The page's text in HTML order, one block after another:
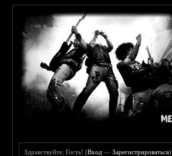
Здравствуйте, Гость! (Вход —Зарегистрироваться)